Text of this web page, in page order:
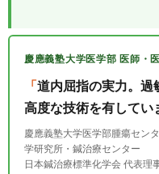
慶應義塾大学医学部 医師・
道内屈指の実力。過
高度な技術を有してい
慶應義塾大学医学部腫瘍セン
学研究所・鍼治療センター
日本鍼治療標準化学会 代表理